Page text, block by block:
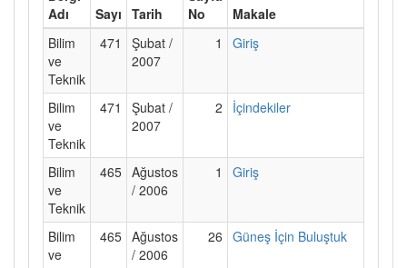
Adı
Sayı Tarih
No
Makale
Bilim
ve
Teknik
471
Şubat /
2007
1 Giriş
Bilim
ve
Teknik
471
Şubat /
2007
2 İçindekiler
Bilim
ve
Teknik
465 Ağustos
/ 2006
1 Giriş
Bilim
ve
465 Ağustos
/ 2006
26 Güneş İçin Buluştuk